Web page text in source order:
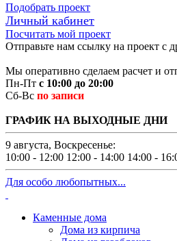
Подобрать проект
Личный кабинет
Посчитать мой проект
Отправьте нам ссылку на проект с
Мы оперативно сделаем расчет и
Пн-Пт с 10:00 до 20:00
Сб-Вс по записи
ГРАФИК НА ВЫХОДНЫЕ ДНИ
9 августа, Воскресенье:
10:00 - 12:00 12:00 - 14:00 14:00 -
Для особо любопытных...
Каменные дома
Дома из кирпича